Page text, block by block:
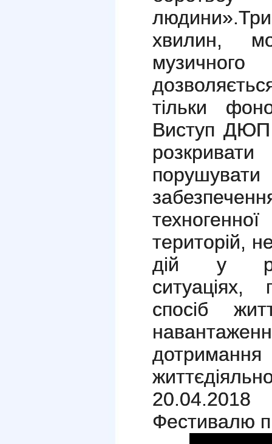
хвилин,
тільки
Виступ ДЮП
територій,
дій у
ситуаціях,
спосіб
20.04.2018
Фестивалю